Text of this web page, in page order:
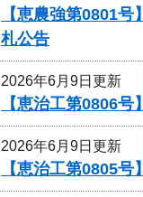
【恵農強第0801
札公告
2026年6月9日更新
【恵治工第0806
2026年6月9日更新
【恵治工第0805